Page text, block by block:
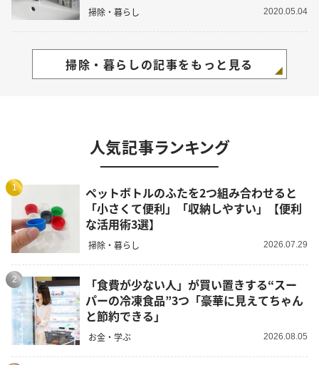
掃除・暮らし 2020.05.04
掃除・暮らしの記事をもっと見る
人気記事ランキング
1
ペットボトルのふたを2つ組み合わせると
「小さくて便利」「収納しやすい」【便利
な活用術3選】
掃除・暮らし 2026.07.29
2
「食費が少ない人」が買い置きする“スー
パーの冷凍食品”3つ「豪華に見えてちゃん
と節約できる」
お金・学ぶ 2026.08.05